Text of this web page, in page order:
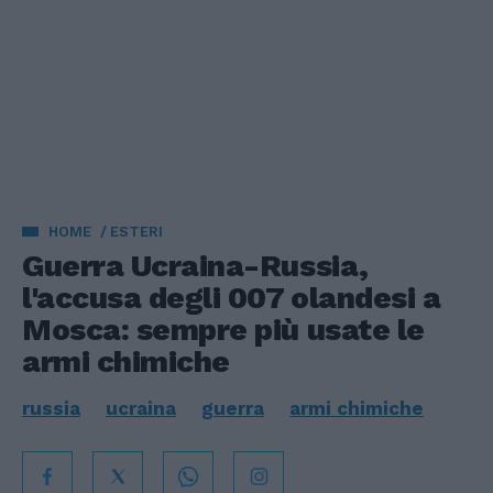
HOME ESTERI
Guerra Ucraina-Russia,
l'accusa degli 007 olandesi a
Mosca: sempre più usate le
armi chimiche
russia ucraina guerra armi chimiche